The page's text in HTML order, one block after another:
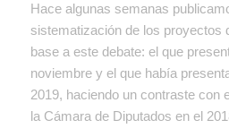
Hace algunas semanas
sistematización de los proyectos
base a este debate: el que
noviembre y el que había
2019, haciendo un contraste con
la Cámara de Diputados en el